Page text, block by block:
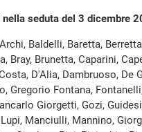
seduta del 3 dicembre
Baldelli, Baretta,
Bray, Brunetta, Caparini,
D'Alia, Dambruoso, De
Gregorio Fontana,
Giorgetti, Gozi,
Manciulli, Mannino,